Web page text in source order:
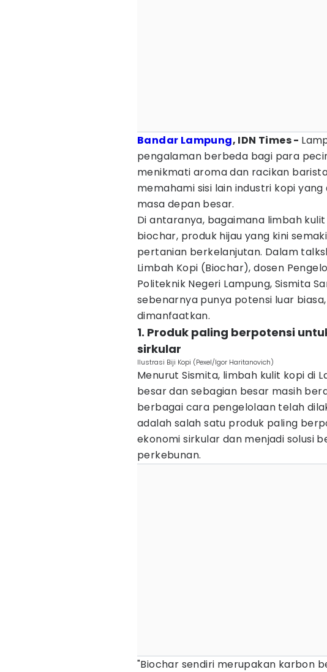
Bandar Lampung, IDN Times -
pengalaman berbeda bagi para
menikmati aroma dan racikan
memahami sisi lain industri kopi
masa depan besar.
Di antaranya, bagaimana limbah
biochar, produk hijau yang kini
pertanian berkelanjutan. Dalam
Limbah Kopi (Biochar), dosen
Politeknik Negeri Lampung, Sismita
sebenarnya punya potensi luar
dimanfaatkan.
1. Produk paling berpotensi
sirkular
Ilustrasi Biji Kopi (Pexel/Igor Haritanovich)
Menurut Sismita, limbah kulit kopi di
besar dan sebagian besar masih
berbagai cara pengelolaan telah
adalah salah satu produk paling
ekonomi sirkular dan menjadi solusi
perkebunan.
"Biochar sendiri merupakan karbon